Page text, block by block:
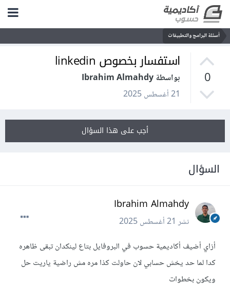
أسئلة البرامج والتطبيقات
0
استفسار بخصوص linkedin
بواسطة Ibrahim Almahdy
21 أغسطس 2025
أجب على هذا السؤال
السؤال
Ibrahim Almahdy
نشر21 أغسطس 2025
أزاي أضيف أكاديمية حسوب في البروفايل بتاع لينكدان تبقى ظاهره
كدا لما حد يخش حسابي لان حاولت كذا مره مش راضية ياريت حل
ويكون بخطوات